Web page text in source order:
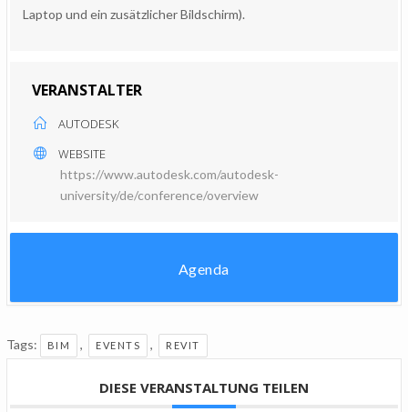
Laptop und ein zusätzlicher Bildschirm).
VERANSTALTER
AUTODESK
WEBSITE
https://www.autodesk.com/autodesk-
university/de/conference/overview
Agenda
Tags: BIM , EVENTS , REVIT
DIESE VERANSTALTUNG TEILEN